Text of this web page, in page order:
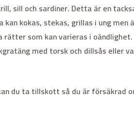
sill och sardiner. Detta är en
kokas, stekas, grillas i ung men
som kan varieras i
med torsk och dillsås eller
du ta tillskott så du är